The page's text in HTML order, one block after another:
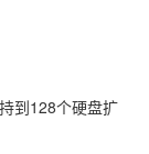
到128个硬盘扩